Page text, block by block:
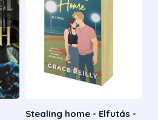
Stealing home - Elfutás -